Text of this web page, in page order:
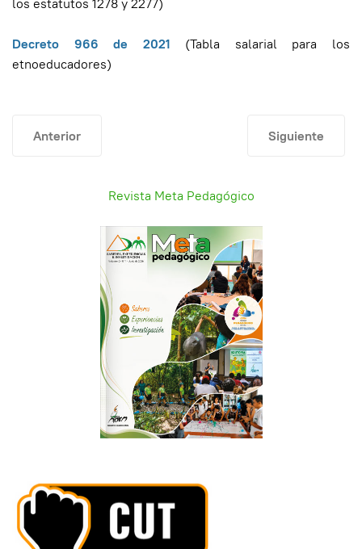
los estatutos 1278 y 2277)
Decreto 966 de 2021
(Tabla salarial para los
etnoeducadores)
Artículo anterior: Provisionales
Anterior Artículo
Siguiente
Revista Meta Pedagógico